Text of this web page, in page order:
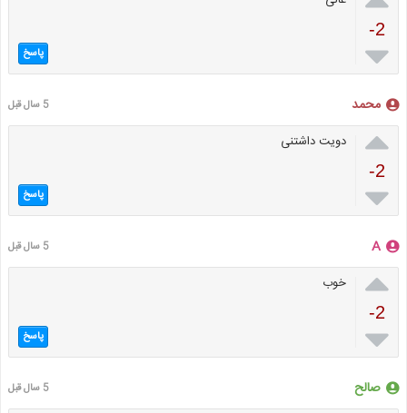
-2
 پاسخ
محمد 5 سال قبل

-2

دویت داشتنی
پاسخ
A 5 سال قبل

-2

خوب
پاسخ
صالح 5 سال قبل